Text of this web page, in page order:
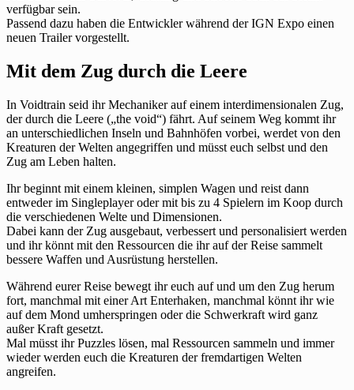
verfügbar sein.
Passend dazu haben die Entwickler während der IGN Expo einen
neuen Trailer vorgestellt.
Mit dem Zug durch die Leere
In Voidtrain seid ihr Mechaniker auf einem interdimensionalen Zug,
der durch die Leere („the void“) fährt. Auf seinem Weg kommt ihr
an unterschiedlichen Inseln und Bahnhöfen vorbei, werdet von den
Kreaturen der Welten angegriffen und müsst euch selbst und den
Zug am Leben halten.
Ihr beginnt mit einem kleinen, simplen Wagen und reist dann
entweder im Singleplayer oder mit bis zu 4 Spielern im Koop durch
die verschiedenen Welte und Dimensionen.
Dabei kann der Zug ausgebaut, verbessert und personalisiert werden
und ihr könnt mit den Ressourcen die ihr auf der Reise sammelt
bessere Waffen und Ausrüstung herstellen.
Während eurer Reise bewegt ihr euch auf und um den Zug herum
fort, manchmal mit einer Art Enterhaken, manchmal könnt ihr wie
auf dem Mond umherspringen oder die Schwerkraft wird ganz
außer Kraft gesetzt.
Mal müsst ihr Puzzles lösen, mal Ressourcen sammeln und immer
wieder werden euch die Kreaturen der fremdartigen Welten
angreifen.